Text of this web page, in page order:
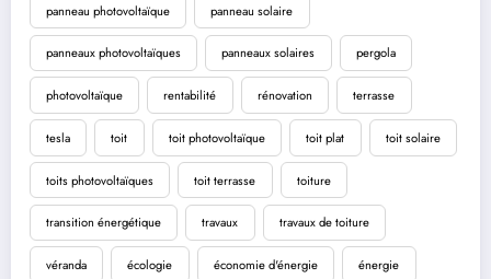
panneau photovoltaïque panneau solaire
panneaux photovoltaïques panneaux solaires pergola
photovoltaïque rentabilité rénovation terrasse
tesla toit toit photovoltaïque toit plat toit solaire
toits photovoltaïques toit terrasse toiture
transition énergétique travaux travaux de toiture
véranda écologie économie d'énergie énergie